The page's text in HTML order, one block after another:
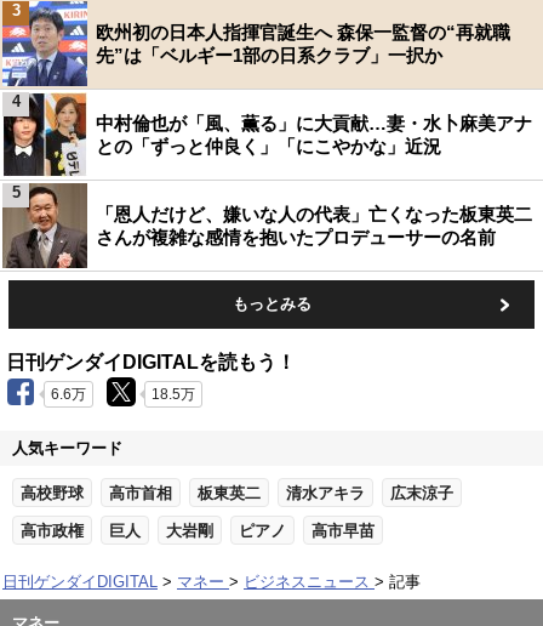
欧州初の日本人指揮官誕生へ 森保一監督の“再就職
先”は「ベルギー1部の日系クラブ」一択か
3
中村倫也が「風、薫る」に大貢献…妻・水卜麻美アナ
との「ずっと仲良く」「にこやかな」近況
4
「恩人だけど、嫌いな人の代表」亡くなった板東英二
さんが複雑な感情を抱いたプロデューサーの名前
5
もっとみる
日刊ゲンダイDIGITALを読もう！
6.6万 18.5万
人気キーワード
高校野球 高市首相 板東英二 清水アキラ 広末涼子
高市政権 巨人 大岩剛 ピアノ 高市早苗
日刊ゲンダイDIGITAL マネー ビジネスニュース 記事